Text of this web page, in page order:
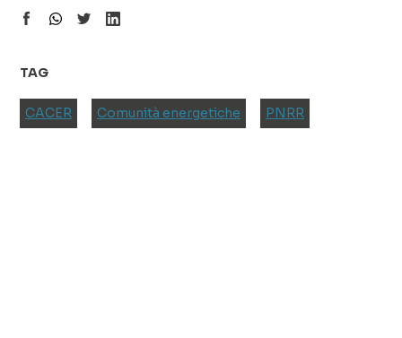
TAG
CACER Comunità energetiche PNRR